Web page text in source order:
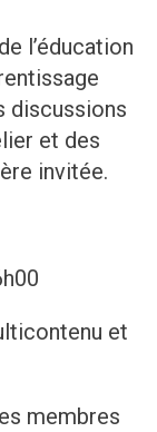
l’éducation
discussions
et des
invitée.
et
membres